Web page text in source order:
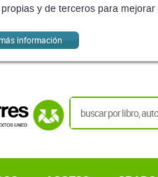
propias y de terceros para
información